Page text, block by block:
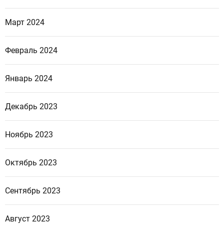
Март 2024
Февраль 2024
Январь 2024
Декабрь 2023
Ноябрь 2023
Октябрь 2023
Сентябрь 2023
Август 2023